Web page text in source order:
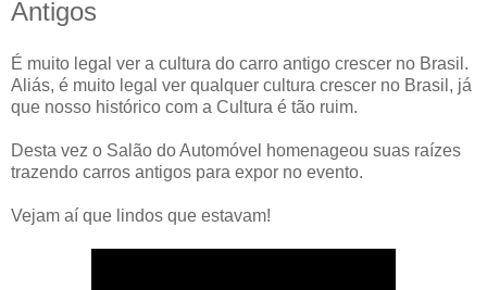
Antigos
É muito legal ver a cultura do carro antigo crescer no Brasil.
Aliás, é muito legal ver qualquer cultura crescer no Brasil, já
que nosso histórico com a Cultura é tão ruim.
Desta vez o Salão do Automóvel homenageou suas raízes
trazendo carros antigos para expor no evento.
Vejam aí que lindos que estavam!